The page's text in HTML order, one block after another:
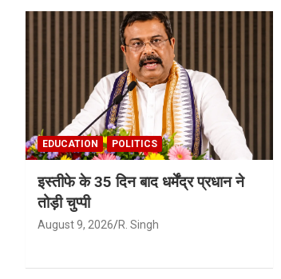
EDUCATION POLITICS
इस्तीफे के 35 दिन बाद धर्मेंद्र प्रधान ने
तोड़ी चुप्पी
August 9, 2026 R. Singh